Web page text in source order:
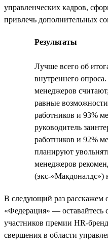
управленческих кадров,
привлечь дополнительных
Результаты
Лучше всего об
внутреннего
менеджеров
равные
работников и 93%
руководитель
работников и 92%
планируют
менеджеров
(экс-«Макдоналдс»)
В следующий раз расскажем
«Федерация» —
участников премии HR-
свершения в области